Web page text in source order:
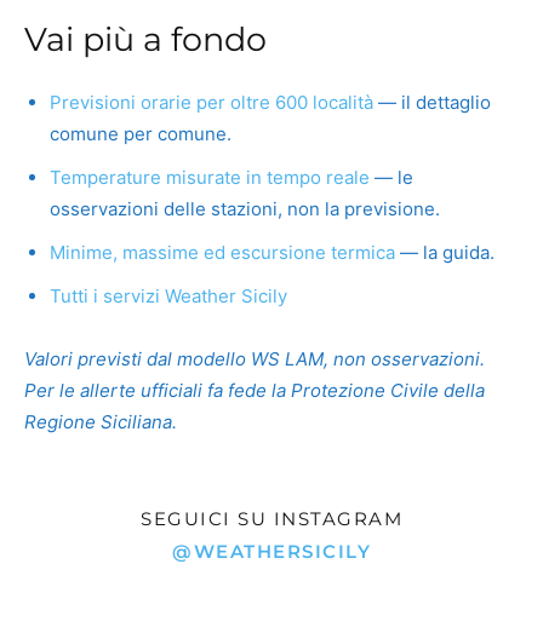
Vai più a fondo
Previsioni orarie per oltre 600 località — il dettaglio
comune per comune.
Temperature misurate in tempo reale — le
osservazioni delle stazioni, non la previsione.
Minime, massime ed escursione termica — la guida.
Tutti i servizi Weather Sicily
Valori previsti dal modello WS LAM, non osservazioni.
Per le allerte ufficiali fa fede la Protezione Civile della
Regione Siciliana.
SEGUICI SU INSTAGRAM
@WEATHERSICILY